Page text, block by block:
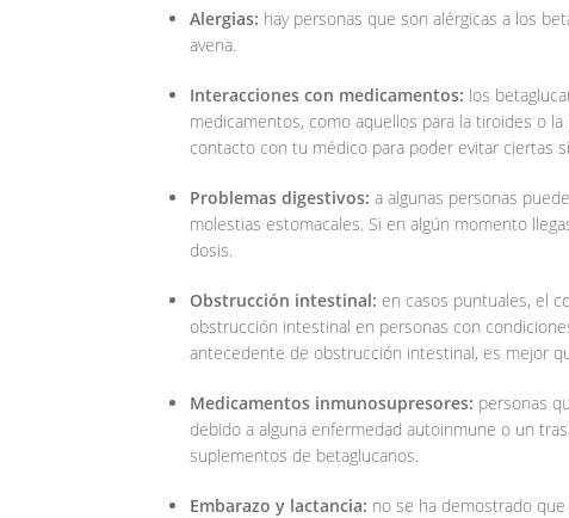
Alergias: hay personas que son alérgicas a los
avena.
Interacciones con medicamentos: los
medicamentos, como aquellos para la tiroides o
contacto con tu médico para poder evitar ciertas
Problemas digestivos: a algunas personas
molestias estomacales. Si en algún momento
dosis.
Obstrucción intestinal: en casos puntuales, el
obstrucción intestinal en personas con
antecedente de obstrucción intestinal, es mejor
Medicamentos inmunosupresores: personas
debido a alguna enfermedad autoinmune o un
suplementos de betaglucanos.
Embarazo y lactancia: no se ha demostrado